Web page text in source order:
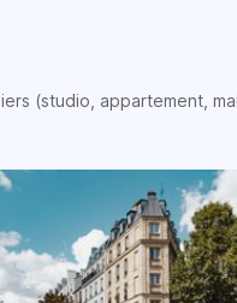
(studio, appartement,